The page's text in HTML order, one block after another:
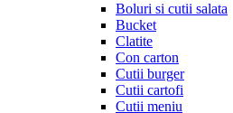
Boluri si cutii salata
Bucket
Clatite
Con carton
Cutii burger
Cutii cartofi
Cutii meniu